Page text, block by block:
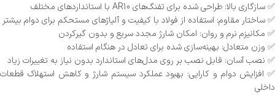
✅ سازگاری بالا: طراحی شده برای تفنگ‌های AR10 با استانداردهای مختلف
✅ ساختار مقاوم: استفاده از فولاد با کیفیت و آلیاژهای مستحکم برای دوام بیشتر
✅ مکانیزم نرم و روان: امکان شارژ مجدد سریع و بدون گیرکردن
✅ وزن متعادل: بهینه‌سازی شده برای تعادل در هنگام استفاده
✅ نصب آسان: قابل نصب بر روی مدل‌های استاندارد بدون نیاز به تغییرات زیاد
✅ افزایش دوام و کارایی: بهبود عملکرد سیستم شارژ و کاهش استهلاک قطعات
داخلی